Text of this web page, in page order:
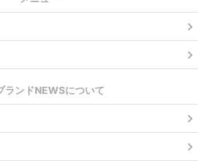
ランドNEWSについて